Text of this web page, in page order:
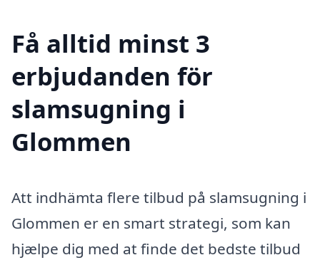
Få alltid minst 3
erbjudanden för
slamsugning i
Glommen
Att indhämta flere tilbud på slamsugning i
Glommen er en smart strategi, som kan
hjælpe dig med at finde det bedste tilbud